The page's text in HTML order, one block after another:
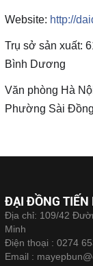
Website: http://
Trụ sở sản xuất:
Bình Dương
Văn phòng Hà
Phường Sài
ĐẠI ĐỒNG TIẾN
Địa chỉ: 109/42
Minh
Điện thoại : 0274
Email :